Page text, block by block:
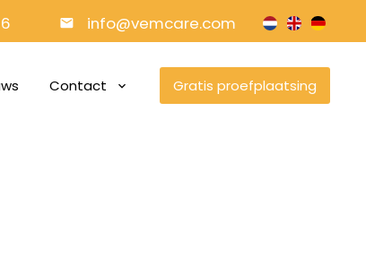
info@vemcare.com
Contact Gratis proefplaatsing